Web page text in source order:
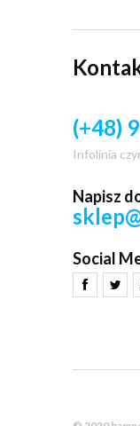
(+48)
Infolinia
Napisz
Social